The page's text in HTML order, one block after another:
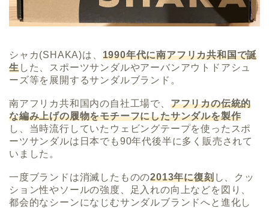
シャカ(SHAKA)は、 1990年代に南アフリカ共和国で誕
生した、スポーツサンダルやアーバンアウトドアシュ
ーズ等を展開するサンダルブランド。
南アフリカ共和国内の自社工場で、 アフリカの伝統的
な編み上げの履物をモチーフにしたサンダルを製作
し、当時流行していたウェビングテープを使ったスポ
ーツサンダルは日本でも90年代後半に多く販売されて
いました。
一度ブランドは消滅したものの2013年に復刻し、クッ
ション性やソールの強度、足入れの向上などを図り、
都会的なシーンになじむサンダルブランドへと進化し